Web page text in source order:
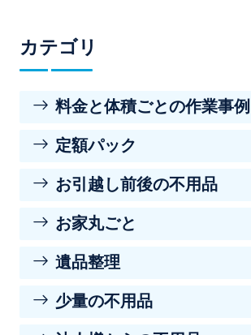
カテゴリ
料金と体積ごとの作業事例
定額パック
お引越し前後の不用品
お家丸ごと
遺品整理
少量の不用品